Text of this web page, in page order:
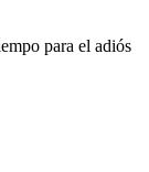
para el adiós